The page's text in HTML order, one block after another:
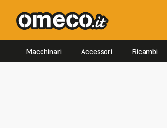
Macchinari Accessori Ricambi